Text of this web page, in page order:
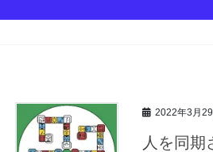
2022年3月29
人を同期